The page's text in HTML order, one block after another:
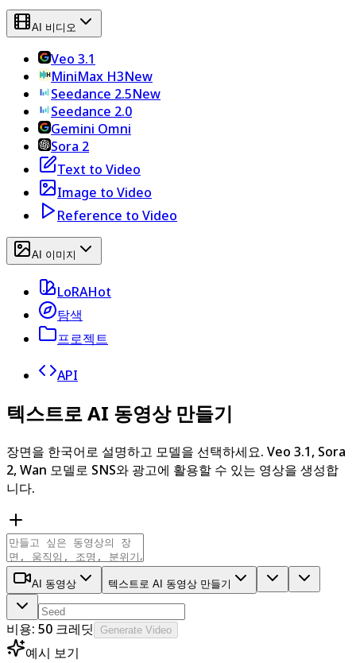
AI 비디오
Veo 3.1
MiniMax H3New
Seedance 2.5New
Seedance 2.0
Gemini Omni
Sora 2
Text to Video
Image to Video
Reference to Video
AI 이미지
LoRAHot
탐색
프로젝트
API
텍스트로 AI 동영상 만들기
장면을 한국어로 설명하고 모델을 선택하세요. Veo 3.1, Sora
2, Wan 모델로 SNS와 광고에 활용할 수 있는 영상을 생성합
니다.
AI 동영상 텍스트로 AI 동영상 만들기
비용: 50 크레딧 Generate Video
예시 보기